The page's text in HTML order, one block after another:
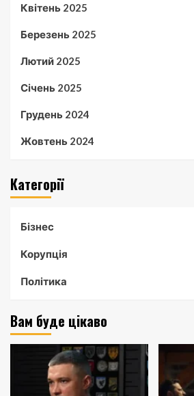
Квітень 2025
Березень 2025
Лютий 2025
Січень 2025
Грудень 2024
Жовтень 2024
Категорії
Бізнес
Корупція
Політика
Вам буде цікаво